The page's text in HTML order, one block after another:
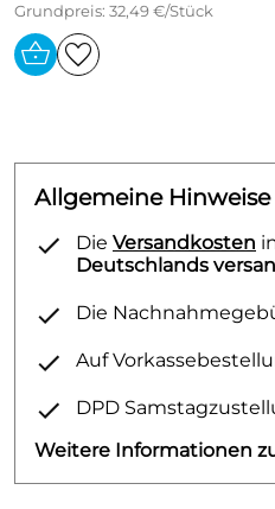
Grundpreis: 32,49 €/Stück
Allgemeine
Die Versandkosten
Deutschlands
Die
Auf
DPD
Weitere Informationen